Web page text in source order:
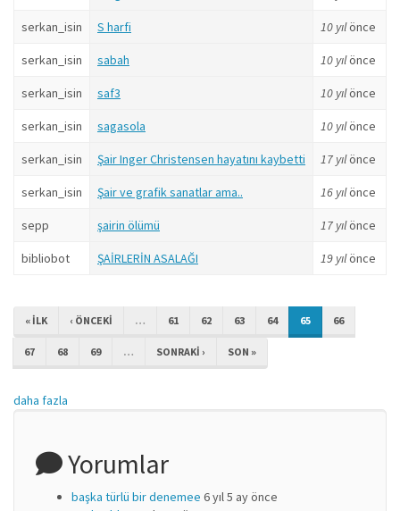
serkan_isin S harfi 10 yılönce
serkan_isin sabah 10 yılönce
serkan_isin saf3 10 yılönce
serkan_isin sagasola 10 yılönce
serkan_isin Şair Inger Christensen hayatını kaybetti 17 yılönce
serkan_isin Şair ve grafik sanatlar ama.. 16 yılönce
sepp şairin ölümü 17 yılönce
bibliobot ŞAİRLERİN ASALAĞI 19 yılönce
« ILK ‹ ÖNCEKI … 61 62 63 64 65 66
67 68 69 … SONRAKI › SON »
daha fazla
Yorumlar
başka türlü bir denemee 6 yıl 5 ay önce